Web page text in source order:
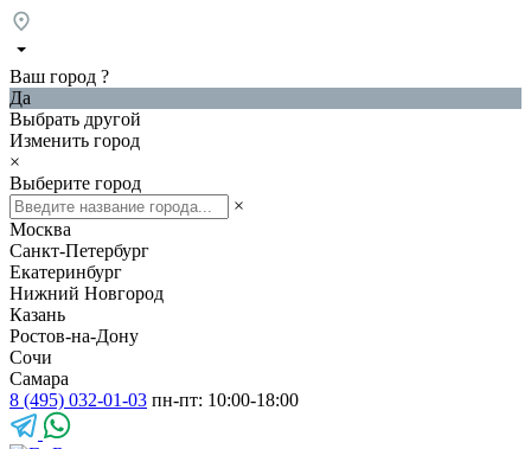
Ваш город ?
Да
Выбрать другой
Изменить город
×
Выберите город
×
Москва
Санкт-Петербург
Екатеринбург
Нижний Новгород
Казань
Ростов-на-Дону
Сочи
Самара
8 (495) 032-01-03 пн-пт: 10:00-18:00